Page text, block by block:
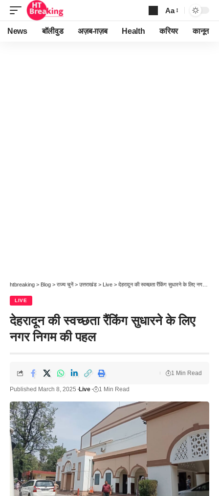
Font
Resizer
Aa
News बॉलीवुड अज़ब-ग़ज़ब Health करियर कानून
htbreaking > Blog > राज्य चुनें > उत्तराखंड > Live > देहरादून की स्वच्छता रैंकिंग सुधारने के लिए नगर निगम की पहल
LIVE
देहरादून की स्वच्छता रैंकिंग सुधारने के लिए
नगर निगम की पहल
Published March 8, 2025 Live 1 Min Read
1 Min Read